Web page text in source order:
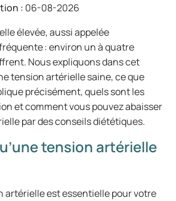
: 06-08-2026
élevée, aussi appelée
: environ un à quatre
Nous expliquons dans cet
tension artérielle saine, ce que
précisément, quels sont les
et comment vous pouvez abaisser
par des conseils diététiques.
tension artérielle
artérielle est essentielle pour votre